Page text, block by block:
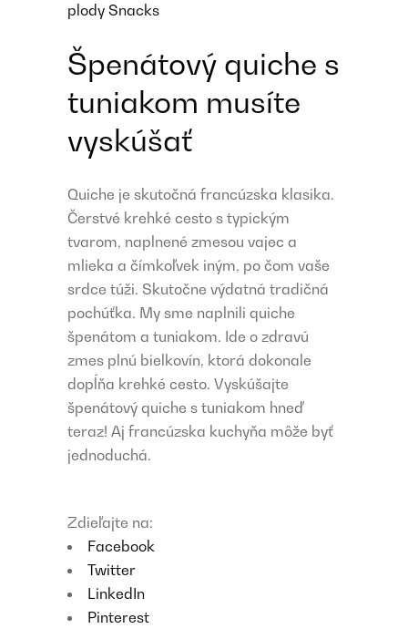
plody Snacks
Špenátový quiche s
tuniakom musíte
vyskúšať
Quiche je skutočná francúzska klasika.
Čerstvé krehké cesto s typickým
tvarom, naplnené zmesou vajec a
mlieka a čímkoľvek iným, po čom vaše
srdce túži. Skutočne výdatná tradičná
pochúťka. My sme naplnili quiche
špenátom a tuniakom. Ide o zdravú
zmes plnú bielkovín, ktorá dokonale
dopĺňa krehké cesto. Vyskúšajte
špenátový quiche s tuniakom hneď
teraz! Aj francúzska kuchyňa môže byť
jednoduchá.
Zdieľajte na:
Facebook
Twitter
LinkedIn
Pinterest